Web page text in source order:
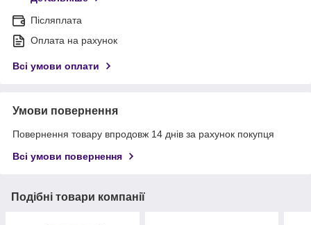
Післяплата
Оплата на рахунок
Всі умови оплати
Умови повернення
Повернення товару впродовж 14 днів за рахунок покупця
Всі умови повернення
Подібні товари компанії